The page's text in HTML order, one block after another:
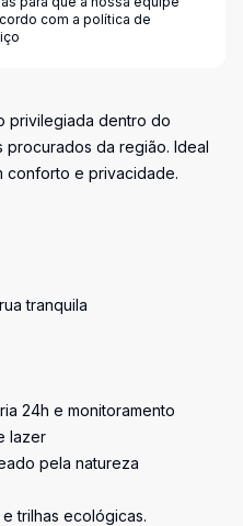
com a política de
privilegiada dentro do
procurados da região. Ideal
conforto e privacidade.
tranquila
24h e monitoramento
lazer
pela natureza
trilhas ecológicas.